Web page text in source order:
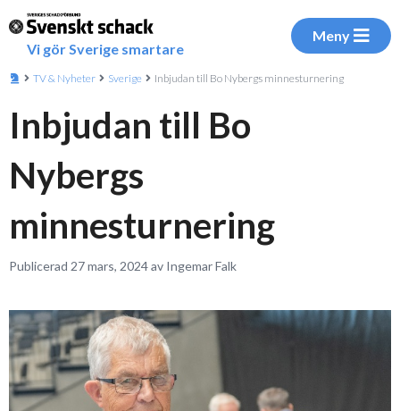
Vi gör Sverige smartare
Meny
TV & Nyheter Sverige Inbjudan till Bo Nybergs minnesturnering
Inbjudan till Bo
Nybergs
minnesturnering
Publicerad 27 mars, 2024 av Ingemar Falk